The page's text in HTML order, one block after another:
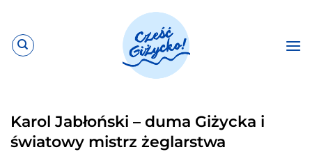
zawartości
Karol Jabłoński – duma Giżycka i
światowy mistrz żeglarstwa